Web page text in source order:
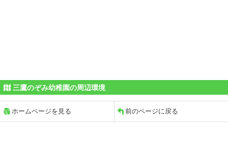
三鷹のぞみ幼稚園の周辺環境
ホームページを見る 前のページに戻る